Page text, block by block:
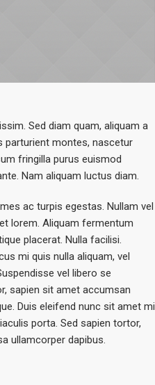
Sed diam quam, aliquam a
parturient montes, nascetur
fringilla purus euismod
Nam aliquam luctus diam.
ac turpis egestas. Nullam vel
lorem. Aliquam fermentum
placerat. Nulla facilisi.
mi quis nulla aliquam, vel
vel libero se
sapien sit amet accumsan
Duis eleifend nunc sit amet mi
porta. Sed sapien tortor,
ullamcorper dapibus.